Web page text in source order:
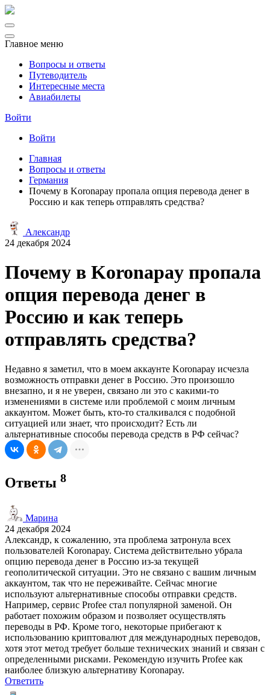
Главное меню
Вопросы и ответы
Путеводитель
Интересные места
Авиабилеты
Войти
Войти
Главная
Вопросы и ответы
Германия
Почему в Koronapay пропала опция перевода денег в
Россию и как теперь отправлять средства?
Александр
24 декабря 2024
Почему в Koronapay пропала
опция перевода денег в
Россию и как теперь
отправлять средства?
Недавно я заметил, что в моем аккаунте Koronapay исчезла
возможность отправки денег в Россию. Это произошло
внезапно, и я не уверен, связано ли это с какими-то
изменениями в системе или проблемой с моим личным
аккаунтом. Может быть, кто-то сталкивался с подобной
ситуацией или знает, что происходит? Есть ли
альтернативные способы перевода средств в РФ сейчас?
Ответы 8
Марина
24 декабря 2024
Александр, к сожалению, эта проблема затронула всех
пользователей Koronapay. Система действительно убрала
опцию перевода денег в Россию из-за текущей
геополитической ситуации. Это не связано с вашим личным
аккаунтом, так что не переживайте. Сейчас многие
используют альтернативные способы отправки средств.
Например, сервис Profee стал популярной заменой. Он
работает похожим образом и позволяет осуществлять
переводы в РФ. Кроме того, некоторые прибегают к
использованию криптовалют для международных переводов,
хотя этот метод требует больше технических знаний и связан с
определенными рисками. Рекомендую изучить Profee как
наиболее близкую альтернативу Koronapay.
Ответить